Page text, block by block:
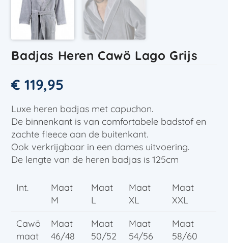
Badjas Heren Cawö Lago Grijs
€ 119,95
Luxe heren badjas met capuchon.
De binnenkant is van comfortabele badstof en
zachte fleece aan de buitenkant.
Ook verkrijgbaar in een dames uitvoering.
De lengte van de heren badjas is 125cm
Int.
Maat
M
Maat
L
Maat
XL
Maat
XXL
Cawö
maat
Maat
46/48
Maat
50/52
Maat
54/56
Maat
58/60